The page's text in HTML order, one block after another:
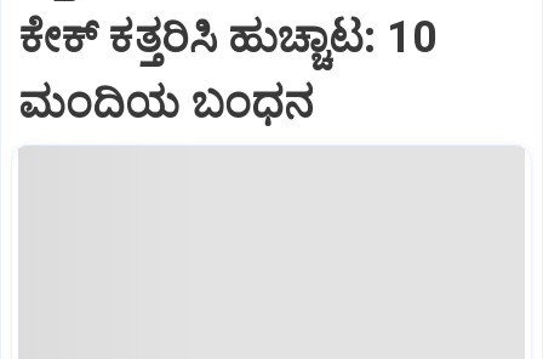
ಕೇಕ್ ಕತ್ತರಿಸಿ ಹುಚ್ಚಾಟ: 10
ಮಂದಿಯ ಬಂಧನ